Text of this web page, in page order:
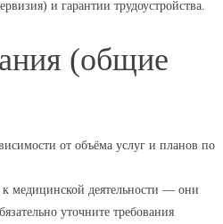
и гарантии трудоустройства.
(общие
от объёма услуг и планов по
медицинской деятельности — они
уточните требования